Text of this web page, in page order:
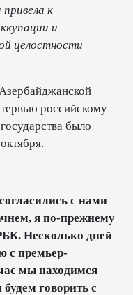
к
и
целостности
российскому
было
с нами
я по-прежнему
Несколько дней
с премьер-
мы находимся
говорить с